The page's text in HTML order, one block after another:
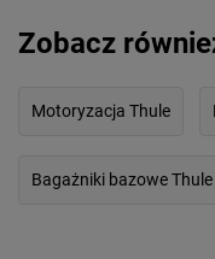
Zobacz
Motoryzacja Thule
Bagażniki bazowe Thule